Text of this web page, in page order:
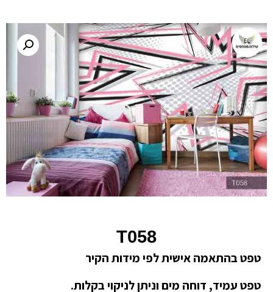
T058
טפט בהתאמה אישית לפי מידות הקיר
טפט עמיד, דוחה מים וניתן לניקוי בקלות.